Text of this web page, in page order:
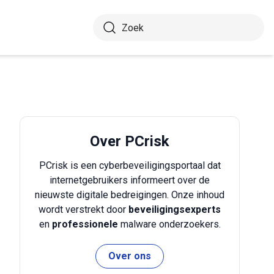
Over PCrisk
PCrisk is een cyberbeveiligingsportaal dat
internetgebruikers informeert over de
nieuwste digitale bedreigingen. Onze inhoud
wordt verstrekt door beveiligingsexperts
en professionele malware onderzoekers.
Over ons